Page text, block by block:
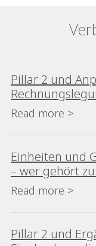
Pillar 2 und
Gruppe
Read more >
Einheiten und
– wer gehört
Read more >
Pillar 2 und